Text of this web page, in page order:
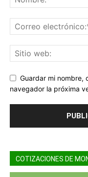
Guardar mi nombre,
navegador la próxima
COTIZACIONES DE